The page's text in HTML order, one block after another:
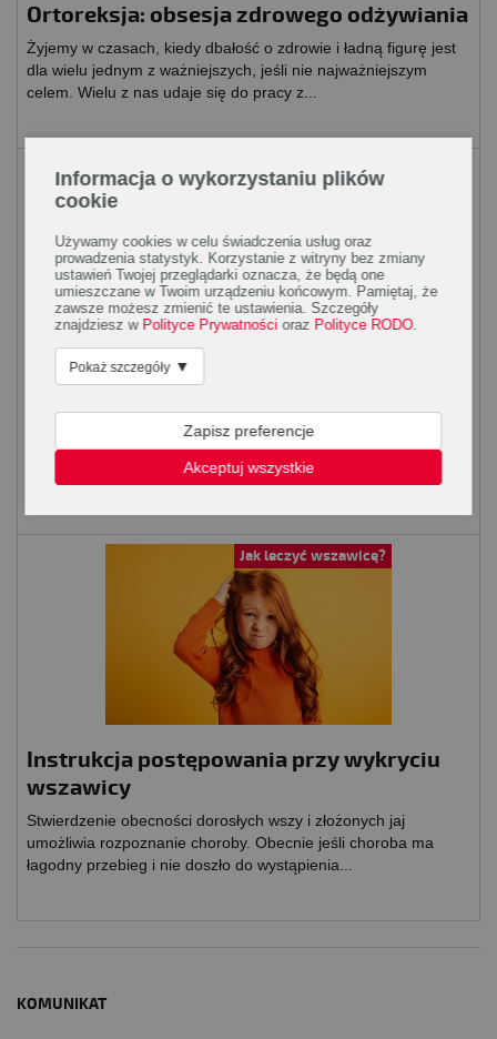
Ortoreksja: obsesja zdrowego odżywiania
Żyjemy w czasach, kiedy dbałość o zdrowie i ładną figurę jest
dla wielu jednym z ważniejszych, jeśli nie najważniejszym
celem. Wielu z nas udaje się do pracy z...
Układ moczowy
Jak wspomóc sprawność seksualną
Sprawność seksualna jest jedną z istotnych, z punktu widzenia
fizjologii i komfortu psychicznego, formą aktywności mężczyzn.
Niestety zwiększa się liczba...
Jak leczyć wszawicę?
Instrukcja postępowania przy wykryciu
wszawicy
Stwierdzenie obecności dorosłych wszy i złożonych jaj
umożliwia rozpoznanie choroby. Obecnie jeśli choroba ma
łagodny przebieg i nie doszło do wy­stąpienia...
KOMUNIKAT
Informacja o wykorzystaniu plików
cookie
Używamy cookies w celu świadczenia usług oraz
prowadzenia statystyk. Korzystanie z witryny bez zmiany
ustawień Twojej przeglądarki oznacza, że będą one
umieszczane w Twoim urządzeniu końcowym. Pamiętaj, że
zawsze możesz zmienić te ustawienia. Szczegóły
znajdziesz w Polityce Prywatności oraz Polityce RODO.
Pokaż szczegóły ▼
Zapisz preferencje
Akceptuj wszystkie